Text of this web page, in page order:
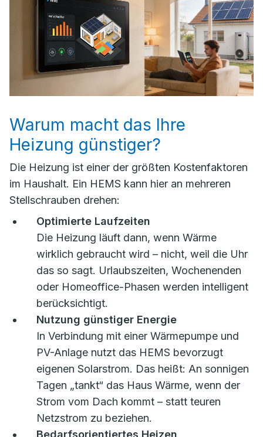
Warum macht das Ihre
Heizung günstiger?
Die Heizung ist einer der größten Kostenfaktoren
im Haushalt. Ein HEMS kann hier an mehreren
Stellschrauben drehen:
Optimierte Laufzeiten
Die Heizung läuft dann, wenn Wärme
wirklich gebraucht wird – nicht, weil die Uhr
das so sagt. Urlaubszeiten, Wochenenden
oder Homeoffice-Phasen werden intelligent
berücksichtigt.
Nutzung günstiger Energie
In Verbindung mit einer Wärmepumpe und
PV-Anlage nutzt das HEMS bevorzugt
eigenen Solarstrom. Das heißt: An sonnigen
Tagen „tankt“ das Haus Wärme, wenn der
Strom vom Dach kommt – statt teuren
Netzstrom zu beziehen.
Bedarfsorientiertes Heizen